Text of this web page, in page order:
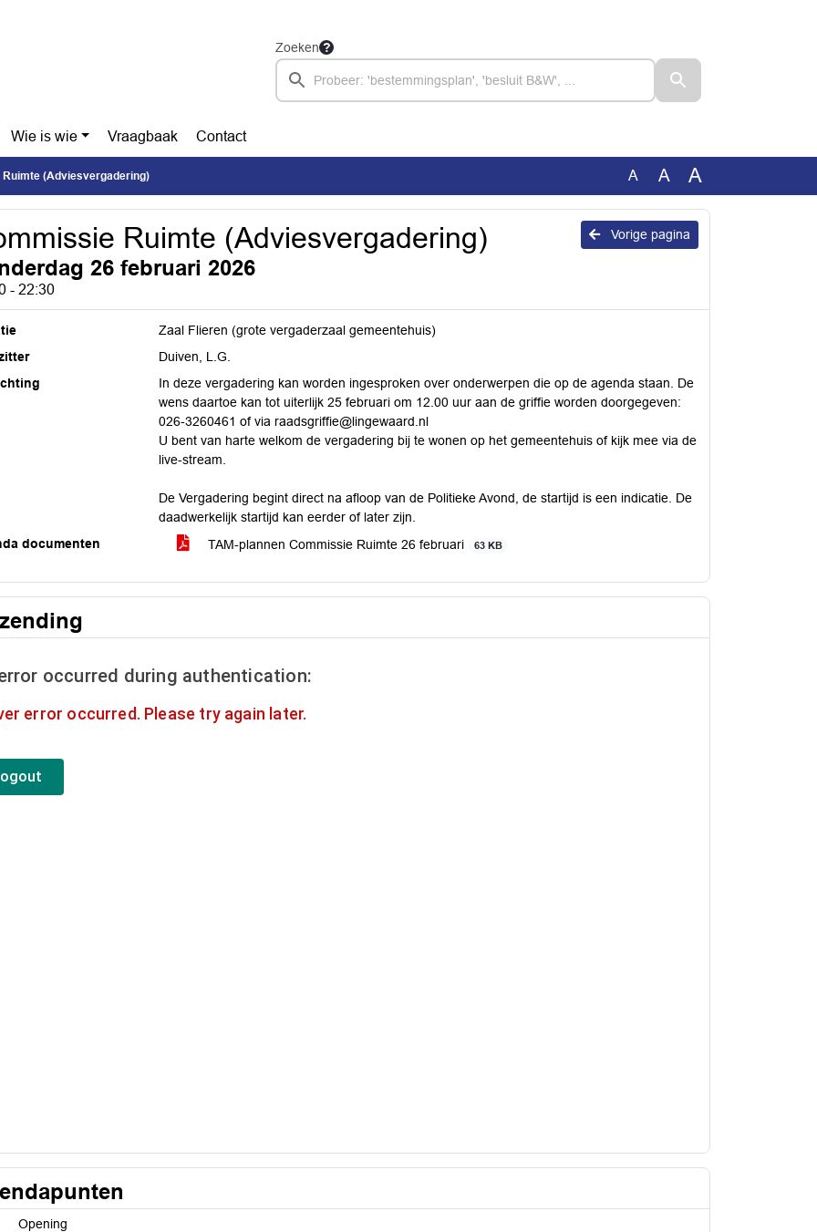
Zoeken
Wie is wie Vraagbaak Contact
(Adviesvergadering) A A A
Vorige pagina
Ruimte (Adviesvergadering)
26 februari 2026
- 22:30
Zaal Flieren (grote vergaderzaal gemeentehuis)
Duiven, L.G.
In deze vergadering kan worden ingesproken over onderwerpen die op de agenda staan. De
wens daartoe kan tot uiterlijk 25 februari om 12.00 uur aan de griffie worden doorgegeven:
026-3260461 of via raadsgriffie@lingewaard.nl
U bent van harte welkom de vergadering bij te wonen op het gemeentehuis of kijk mee via de
live-stream.
De Vergadering begint direct na afloop van de Politieke Avond, de startijd is een indicatie. De
daadwerkelijk startijd kan eerder of later zijn.
documenten
TAM-plannen Commissie Ruimte 26 februari 63 KB
Opening